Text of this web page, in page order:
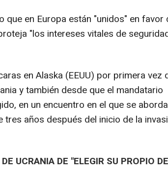
que en Europa están "unidos" en favor
"los intereses vitales de
en Alaska (EEUU) por primera vez
y también desde que el mandatario
en un encuentro en el que se
tres años después del inicio de la
UCRANIA DE "ELEGIR SU PROPIO